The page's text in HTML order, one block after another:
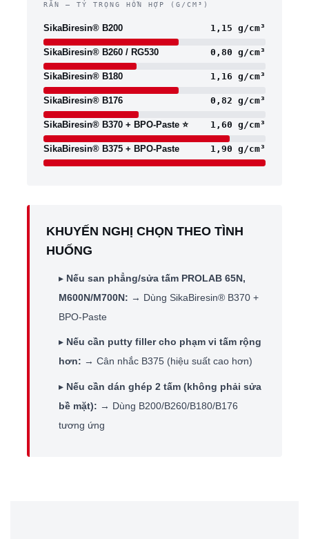
RẮN — TỶ TRỌNG HỖN HỢP (G/CM³)
SikaBiresin® B200 1,15 g/cm³
SikaBiresin® B260 / RG530 0,80 g/cm³
SikaBiresin® B180 1,16 g/cm³
SikaBiresin® B176 0,82 g/cm³
SikaBiresin® B370 + BPO-Paste ⭐ 1,60 g/cm³
SikaBiresin® B375 + BPO-Paste 1,90 g/cm³
KHUYẾN NGHỊ CHỌN THEO TÌNH
HUỐNG
▸ Nếu san phẳng/sửa tấm PROLAB 65N,
M600N/M700N: → Dùng SikaBiresin® B370 +
BPO-Paste
▸ Nếu cần putty filler cho phạm vi tấm rộng
hơn: → Cân nhắc B375 (hiệu suất cao hơn)
▸ Nếu cần dán ghép 2 tấm (không phải sửa
bề mặt): → Dùng B200/B260/B180/B176
tương ứng